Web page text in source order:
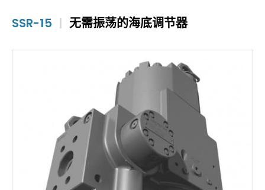
SSR-15 | 无需振荡的海底调节器